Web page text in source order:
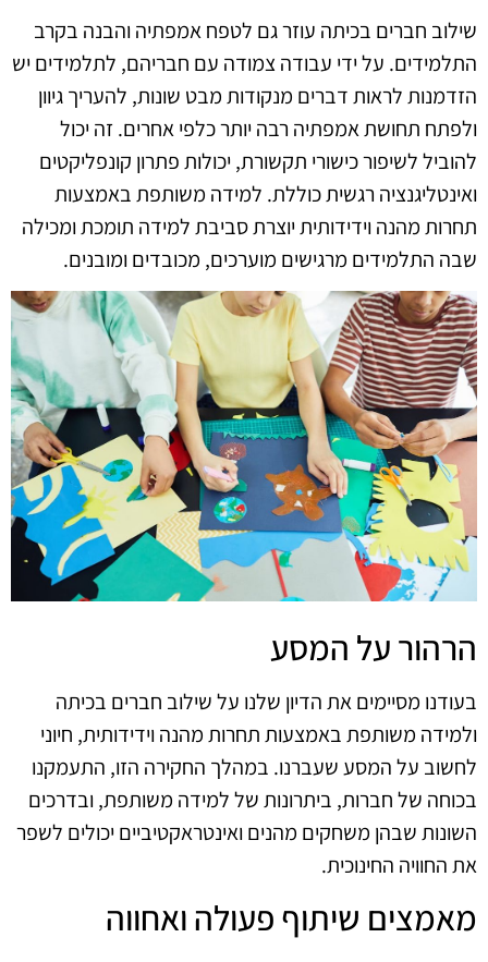
שילוב חברים בכיתה עוזר גם לטפח אמפתיה והבנה בקרב
התלמידים. על ידי עבודה צמודה עם חבריהם, לתלמידים יש
הזדמנות לראות דברים מנקודות מבט שונות, להעריך גיוון
ולפתח תחושת אמפתיה רבה יותר כלפי אחרים. זה יכול
להוביל לשיפור כישורי תקשורת, יכולות פתרון קונפליקטים
ואינטליגנציה רגשית כוללת. למידה משותפת באמצעות
תחרות מהנה וידידותית יוצרת סביבת למידה תומכת ומכילה
שבה התלמידים מרגישים מוערכים, מכובדים ומובנים.
הרהור על המסע
בעודנו מסיימים את הדיון שלנו על שילוב חברים בכיתה
ולמידה משותפת באמצעות תחרות מהנה וידידותית, חיוני
לחשוב על המסע שעברנו. במהלך החקירה הזו, התעמקנו
בכוחה של חברות, ביתרונות של למידה משותפת, ובדרכים
השונות שבהן משחקים מהנים ואינטראקטיביים יכולים לשפר
את החוויה החינוכית.
מאמצים שיתוף פעולה ואחווה